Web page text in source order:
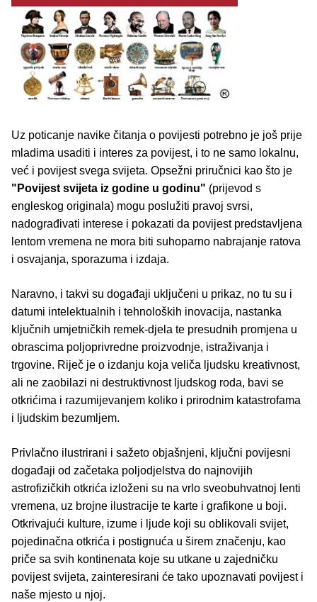
Uz poticanje navike čitanja o povijesti potrebno je još prije
mladima usaditi i interes za povijest, i to ne samo lokalnu,
već i povijest svega svijeta. Opsežni priručnici kao što je
"Povijest svijeta iz godine u godinu" (prijevod s
engleskog originala) mogu poslužiti pravoj svrsi,
nadograđivati interese i pokazati da povijest predstavljena
lentom vremena ne mora biti suhoparno nabrajanje ratova
i osvajanja, sporazuma i izdaja.
Naravno, i takvi su događaji uključeni u prikaz, no tu su i
datumi intelektualnih i tehnoloških inovacija, nastanka
ključnih umjetničkih remek-djela te presudnih promjena u
obrascima poljoprivredne proizvodnje, istraživanja i
trgovine. Riječ je o izdanju koja veliča ljudsku kreativnost,
ali ne zaobilazi ni destruktivnost ljudskog roda, bavi se
otkrićima i razumijevanjem koliko i prirodnim katastrofama
i ljudskim bezumljem.
Privlačno ilustrirani i sažeto objašnjeni, ključni povijesni
događaji od začetaka poljodjelstva do najnovijih
astrofizičkih otkrića izloženi su na vrlo sveobuhvatnoj lenti
vremena, uz brojne ilustracije te karte i grafikone u boji.
Otkrivajući kulture, izume i ljude koji su oblikovali svijet,
pojedinačna otkrića i postignuća u širem značenju, kao
priče sa svih kontinenata koje su utkane u zajedničku
povijest svijeta, zainteresirani će tako upoznavati povijest i
naše mjesto u njoj.